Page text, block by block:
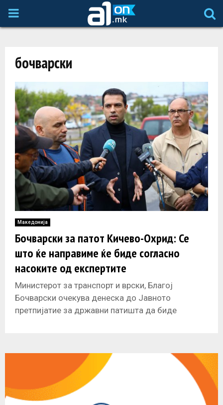
P
M
A
Y
M
E
N
U
бочварски
Македонија
Бочварски за патот Кичево-Охрид: Се
што ќе направиме ќе биде согласно
насоките од експертите
Министерот за транспорт и врски, Благој
Бочварски очекува денеска до Јавното
претпијатие за државни патишта да биде